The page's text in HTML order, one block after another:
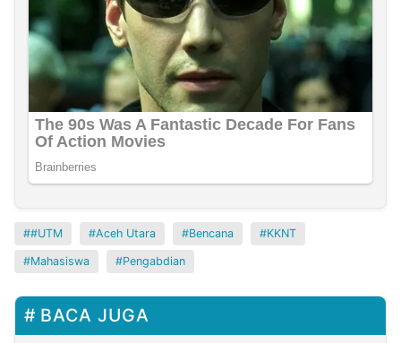
#UTM Aceh Utara Bencana KKNT
Mahasiswa Pengabdian
BACA JUGA